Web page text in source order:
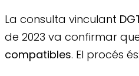
La consulta vinculant
de 2023 va confirmar
compatibles. El procés és: